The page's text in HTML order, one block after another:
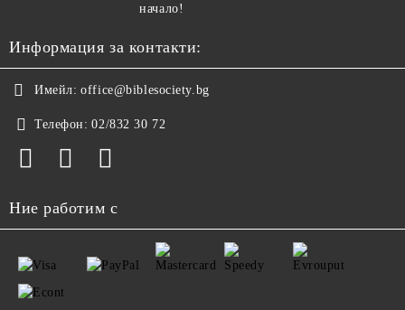
начало!
Информация за контакти:
Имейл: office@biblesociety.bg
Телефон: 02/832 30 72
Ние работим с